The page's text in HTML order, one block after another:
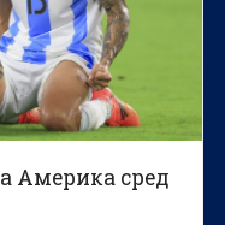
Америка сред